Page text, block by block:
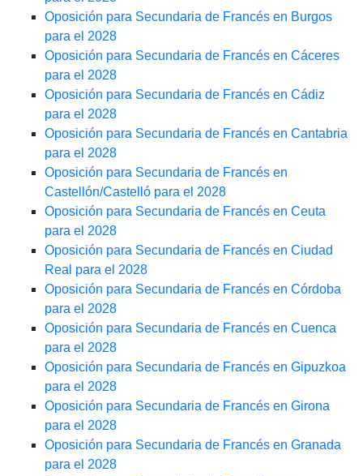
Oposición para Secundaria de Francés en Burgos
para el 2028
Oposición para Secundaria de Francés en Cáceres
para el 2028
Oposición para Secundaria de Francés en Cádiz
para el 2028
Oposición para Secundaria de Francés en Cantabria
para el 2028
Oposición para Secundaria de Francés en
Castellón/Castelló para el 2028
Oposición para Secundaria de Francés en Ceuta
para el 2028
Oposición para Secundaria de Francés en Ciudad
Real para el 2028
Oposición para Secundaria de Francés en Córdoba
para el 2028
Oposición para Secundaria de Francés en Cuenca
para el 2028
Oposición para Secundaria de Francés en Gipuzkoa
para el 2028
Oposición para Secundaria de Francés en Girona
para el 2028
Oposición para Secundaria de Francés en Granada
para el 2028